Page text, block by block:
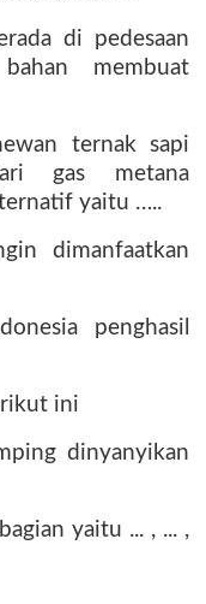
di pedesaan
membuat
ternak sapi
gas metana
yaitu …..
dimanfaatkan
penghasil
ini
dinyanyikan
yaitu ... , ... ,